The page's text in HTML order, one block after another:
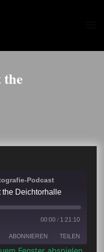
the
Podcast
the Deichtorhalle
00:00 / 1:21:10
ABONNIEREN TEILEN